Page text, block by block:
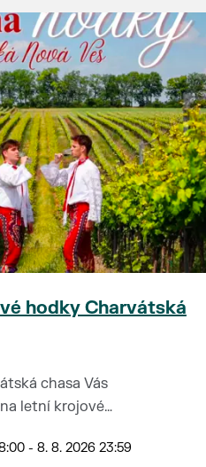
hodky Charvátská
chasa Vás
letní krojové
- 8. 8. 2026 23:59